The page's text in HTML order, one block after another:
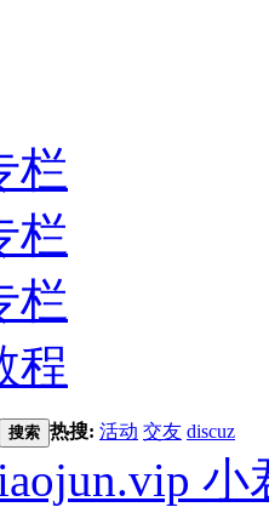
栏
栏
栏
程
搜索 热搜: 活动 交友 discuz